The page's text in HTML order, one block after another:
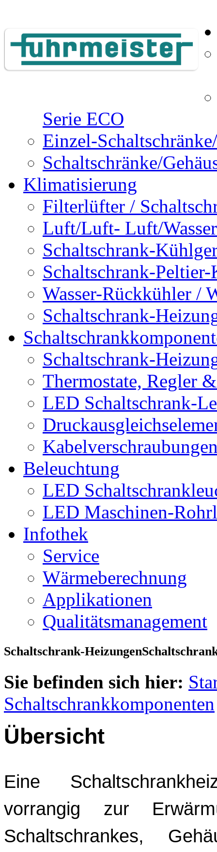
Serie ECO
Einzel-
Schaltschränke/
Klimatisierung
Filterlüfter /
Luft/Luft- Luft/
Schaltschrank-
Schaltschrank-
Wasser-Rückkühler /
Schaltschrank-
Schaltschrank-
Thermostate, Regler
LED Schaltschrank-
Beleuchtung
LED
LED Maschinen-
Infothek
Service
Wärmeberechnung
Applikationen
Qualitätsmanagement
Schaltschrank-Heizungen
Sie befinden sich hier:
Schaltschrankkomponenten
Übersicht
Eine
vorrangig zur
Schaltschrankes,